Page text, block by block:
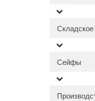
Сейфы